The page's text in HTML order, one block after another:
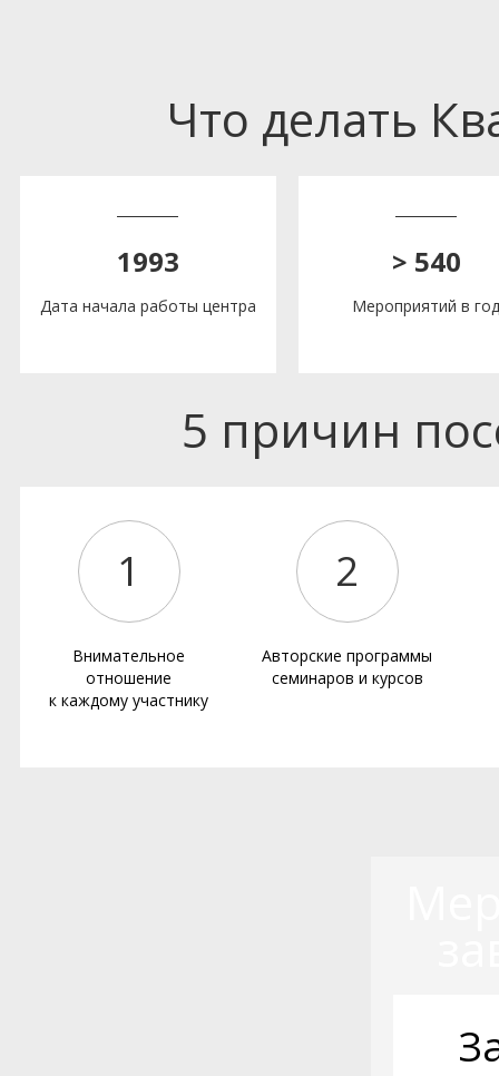
Что делать
1993
Дата начала работы центра
> 540
Мероприятий в год
5 причин
1
Внимательное
отношение
к каждому участнику
2
Авторские программы
семинаров и курсов